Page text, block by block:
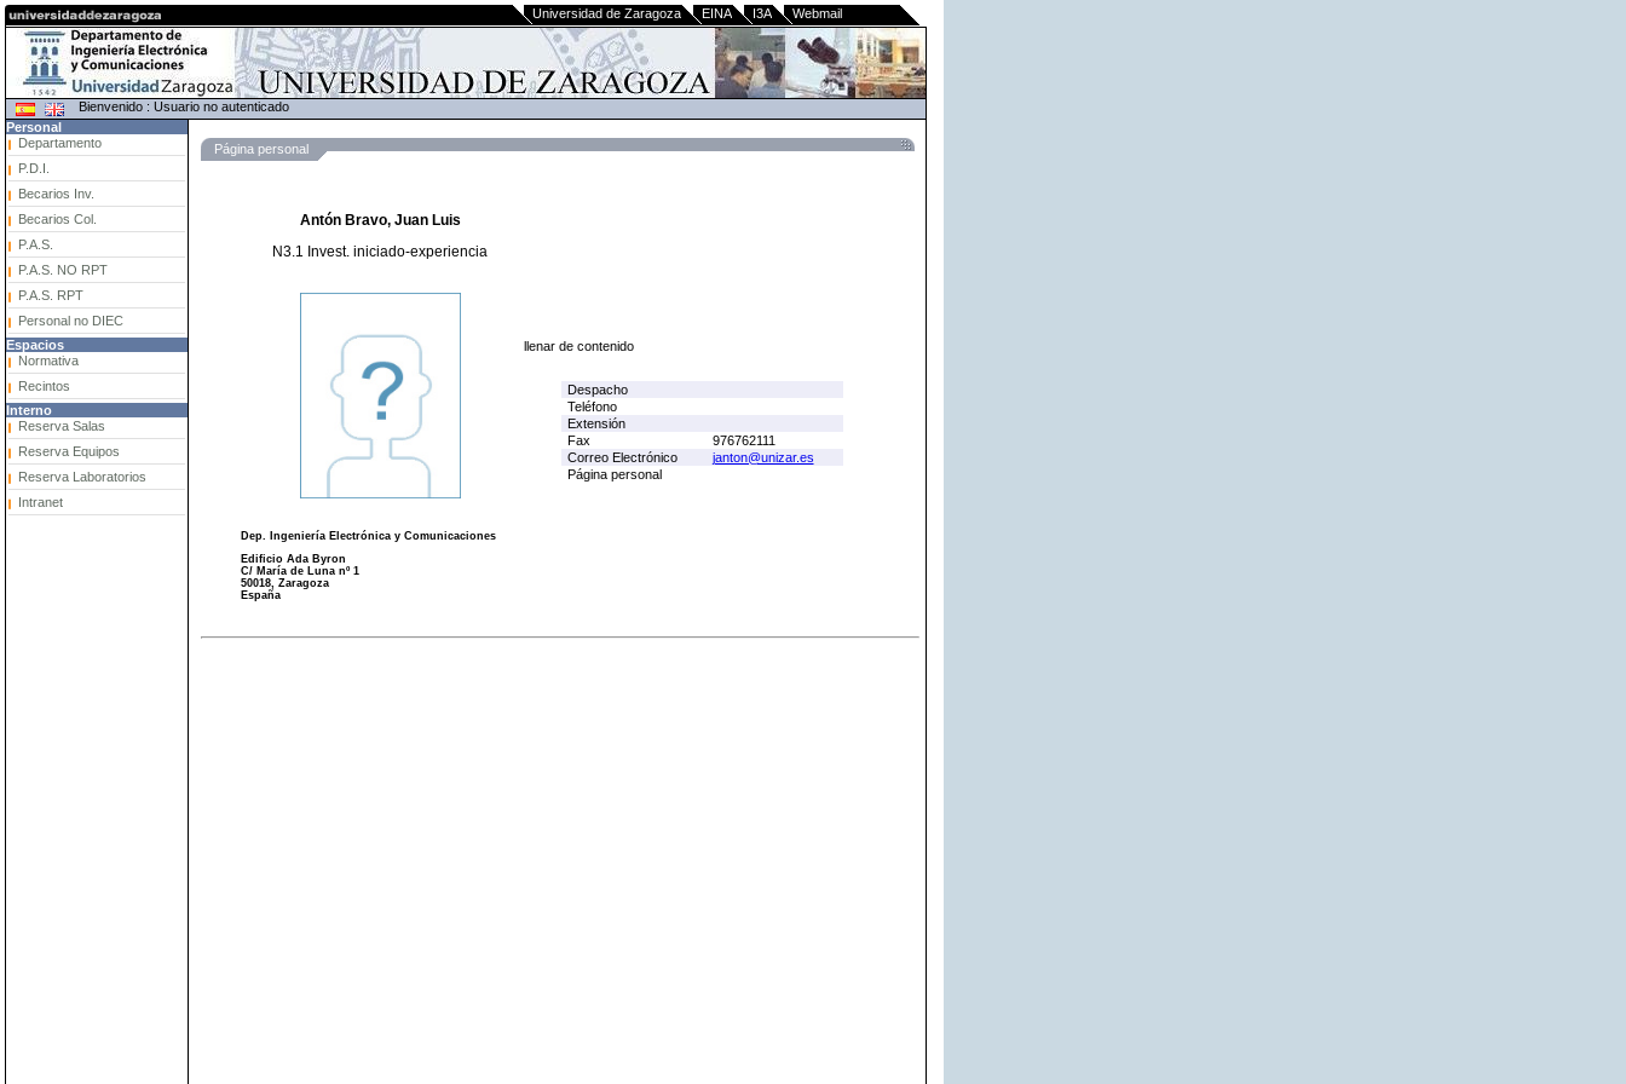
Universidad de Zaragoza EINA I3A Webmail
Bienvenido : Usuario no autenticado
Personal
Departamento
P.D.I.
Becarios Inv.
Becarios Col.
P.A.S.
P.A.S. NO RPT
P.A.S. RPT
Personal no DIEC
Espacios
Normativa
Recintos
Interno
Reserva Salas
Reserva Equipos
Reserva Laboratorios
Intranet
Página personal
Antón Bravo, Juan Luis
N3.1 Invest. iniciado-experiencia
Dep. Ingeniería Electrónica y Comunicaciones
Edificio Ada Byron
C/ María de Luna nº 1
50018, Zaragoza
España
llenar de contenido
Despacho
Teléfono
Extensión
Fax
976762111
Correo Electrónico
janton@unizar.es
Página personal